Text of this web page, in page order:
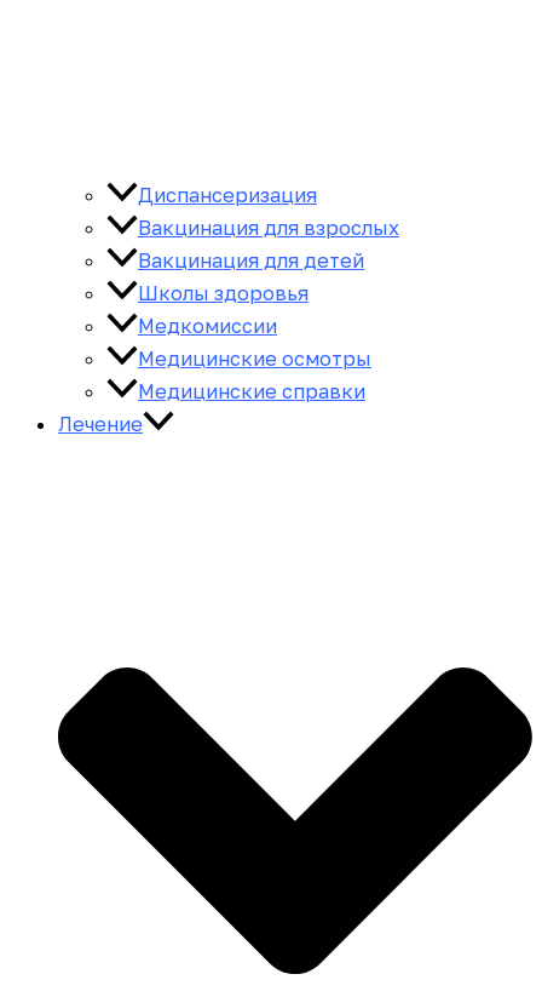
Диспансеризация
Вакцинация для взрослых
Вакцинация для детей
Школы здоровья
Медкомиссии
Медицинские осмотры
Медицинские справки
Лечение